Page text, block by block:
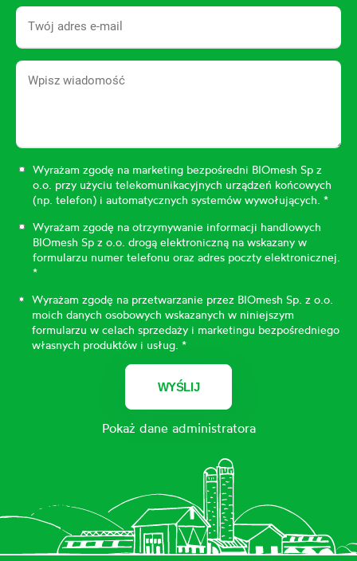
Wyrażam zgodę na marketing bezpośredni BIOmesh Sp z
o.o. przy użyciu telekomunikacyjnych urządzeń końcowych
(np. telefon) i automatycznych systemów wywołujących. *
Wyrażam zgodę na otrzymywanie informacji handlowych
BIOmesh Sp z o.o. drogą elektroniczną na wskazany w
formularzu numer telefonu oraz adres poczty elektronicznej.
*
Wyrażam zgodę na przetwarzanie przez BIOmesh Sp. z o.o.
moich danych osobowych wskazanych w niniejszym
formularzu w celach sprzedaży i marketingu bezpośredniego
własnych produktów i usług. *
WYŚLIJ
Pokaż dane administratora